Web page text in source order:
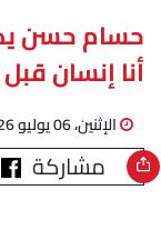
حسام حسن
أنا إنسان
الإثنين، 06 يوليو 2026 11:07 م
مشاركة